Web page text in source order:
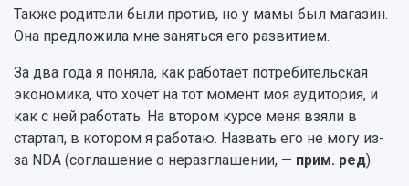
Также родители были против, но у мамы был магазин.
Она предложила мне заняться его развитием.
За два года я поняла, как работает потребительская
экономика, что хочет на тот момент моя аудитория, и
как с ней работать. На втором курсе меня взяли в
стартап, в котором я работаю. Назвать его не могу из-
за NDA (соглашение о неразглашении, — прим. ред).